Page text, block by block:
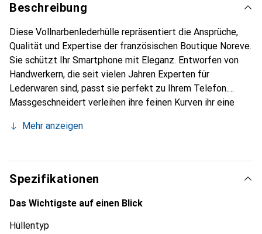
Beschreibung
Diese Vollnarbenlederhülle repräsentiert die Ansprüche,
Qualität und Expertise der französischen Boutique Noreve.
Sie schützt Ihr Smartphone mit Eleganz. Entworfen von
Handwerkern, die seit vielen Jahren Experten für
Lederwaren sind, passt sie perfekt zu Ihrem Telefon.
Massgeschneidert verleihen ihre feinen Kurven ihr eine
unverzichtbaren Accessoire für Ihr Smartphone.
die Marke Noreve eine sichere Wahl für eine
anspruchsvolle Kundschaft.
Mehr anzeigen
Spezifikationen
Das Wichtigste auf einen Blick
Hüllentyp